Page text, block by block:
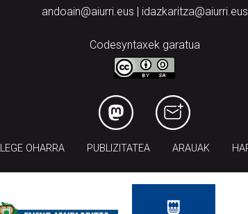
andoain@aiurri.eus | idazkaritza@aiurri.eus
Codesyntaxek garatua
LEGE OHARRA PUBLIZITATEA ARAUAK